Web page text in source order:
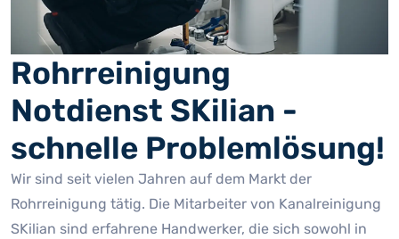
Rohrreinigung
Notdienst SKilian -
schnelle Problemlösung!
Wir sind seit vielen Jahren auf dem Markt der
Rohrreinigung tätig. Die Mitarbeiter von Kanalreinigung
SKilian sind erfahrene Handwerker, die sich sowohl in